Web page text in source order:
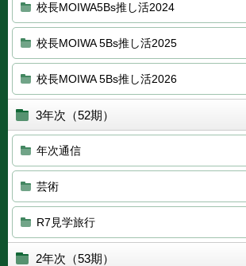
校長MOIWA5Bs推し活2024
校長MOIWA 5Bs推し活2025
校長MOIWA 5Bs推し活2026
3年次（52期）
年次通信
芸術
R7見学旅行
2年次（53期）